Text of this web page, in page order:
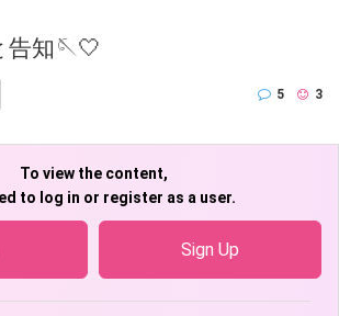
知🪡🤍
5 3
To view the content,
to log in or register as a user.
Sign Up